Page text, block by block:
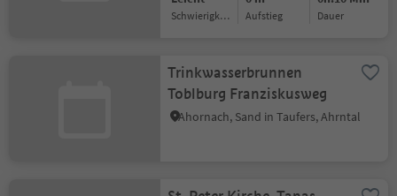
Schwierigkeitsgrad Aufstieg Dauer
Trinkwasserbrunnen
Toblburg Franziskusweg
Ahornach, Sand in Taufers, Ahrntal